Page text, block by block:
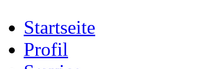
Startseite
Profil